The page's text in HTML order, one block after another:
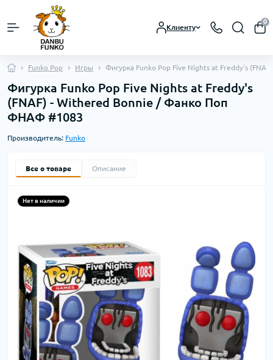
Клиенту
0
Funko Pop Игры Фигурка Funko Pop Five Nights at Freddy's
Фигурка Funko Pop Five Nights at Freddy's
(FNAF) - Withered Bonnie / Фанко Поп
ФНАФ #1083
Производитель: Funko
Все о товаре Описание
Нет в наличии